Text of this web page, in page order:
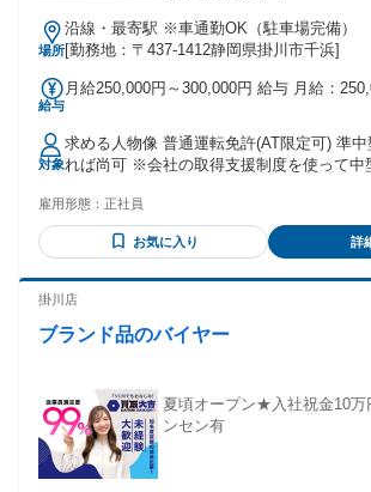
場所
沿線・最寄駅 ※車通勤OK（駐車場完備）
[勤務地：〒437-1412静岡県掛川市千浜]
給与
月給250,000円～300,000円 給与 月給：
間：6ヵ月 条件：本採用時と同様
対象
求める人物像 普通運転免許(AT限定可) 準
れば尚可 ※会社の取得支援制度を使って中
も歓迎です！ 現在県外にいる方については
などご相談下さい。
雇用形態： 正社員
お気に入り 詳
掛川店
ブランド品のバイヤー
夏頃オープン★入社祝金10
ンセン有